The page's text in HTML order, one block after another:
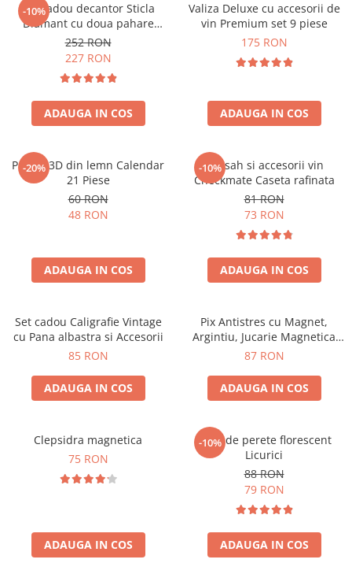
-10%
Set cadou decantor Sticla
Diamant cu doua pahare
Deluxe
252 RON
227 RON
ADAUGA IN COS
Valiza Deluxe cu accesorii de
vin Premium set 9 piese
175 RON
ADAUGA IN COS
-20%
Puzzle 3D din lemn Calendar
21 Piese
60 RON
48 RON
ADAUGA IN COS
-10%
Set sah si accesorii vin
Checkmate Caseta rafinata
81 RON
73 RON
ADAUGA IN COS
Set cadou Caligrafie Vintage
cu Pana albastra si Accesorii
85 RON
ADAUGA IN COS
Pix Antistres cu Magnet,
Argintiu, Jucarie Magnetica
pentru Birou
87 RON
ADAUGA IN COS
Clepsidra magnetica
75 RON
ADAUGA IN COS
-10%
Ceas de perete florescent
Licurici
88 RON
79 RON
ADAUGA IN COS